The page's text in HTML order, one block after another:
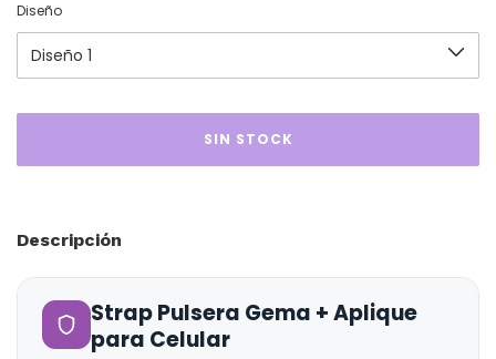
Diseño
Descripción
Strap Pulsera Gema + Aplique
para Celular